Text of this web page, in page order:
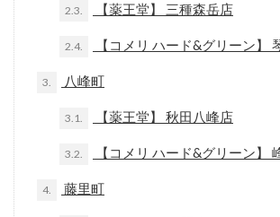
2.3. 【薬王堂】 三種森岳店
2.4. 【コメリ ハード&グリーン】
3. 八峰町
3.1. 【薬王堂】 秋田八峰店
3.2. 【コメリ ハード&グリーン】
4. 藤里町